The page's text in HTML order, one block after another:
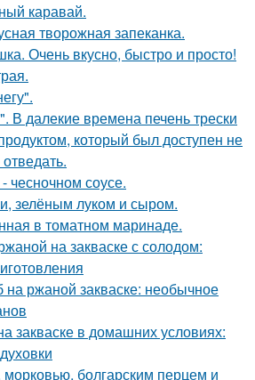
каравай.
творожная запеканка.
Очень вкусно, быстро и просто!
далекие времена печень трески
который был доступен не
чесночном соусе.
зелёным луком и сыром.
в томатном маринаде.
на закваске с солодом:
ржаной закваске: необычное
закваске в домашних условиях:
морковью, болгарским перцем и